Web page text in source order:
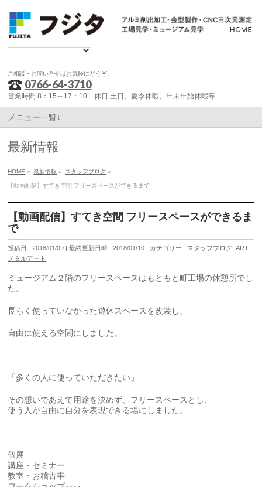
ご相談・お問い合せはお気軽にどうぞ。
0766-64-3710
営業時間 8：15～17：10 休日 土日、夏季休暇、年末年始休暇等
メニュー一覧↓
最新情報
HOME » 最新情報 » スタッフブログ »
【動画配信】すてき空間 フリースペースができるまで
【動画配信】すてき空間 フリースペースができるま
で
投稿日 : 2018/01/09 最終更新日時 : 2018/01/10 カテゴリー : スタッフブログ ,ART
メタルアート
ミュージアム２階のフリースペースはもともと町工場の休憩所でし
た。
長らく使っていなかった遊休スペースを改装し、
自由に使える空間にしました。
「多くの人に使っていただきたい」
その想いであえて用途を決めず、フリースペースとし、
使う人が自由に自分を表現できる場にしました。
個展
講座・セミナー
教室・お稽古事